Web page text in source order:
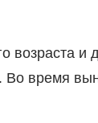
возраста и
Во время